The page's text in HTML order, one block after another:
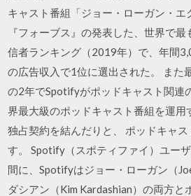
キャスト番組「ジョー・ローガン・エ
『フォーブス』の発表した、世界で
信者ランキング（2019年）で、年間
の広告収入で1位に選出された。 ま
の2年でSpotifyがポッドキャスト関連
界最大級のポッドキャスト番組を運用
独占契約を結んだりと、 ポッドキャ
す。 Spotify（スポティファイ）ユー
間に、Spotifyはジョー・ローガン（
ダシアン（Kim Kardashian）の両方と